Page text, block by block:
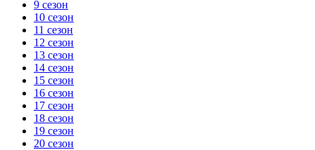
9 сезон
10 сезон
11 сезон
12 сезон
13 сезон
14 сезон
15 сезон
16 сезон
17 сезон
18 сезон
19 сезон
20 сезон